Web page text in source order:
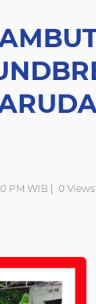
PM WIB | 0 Views